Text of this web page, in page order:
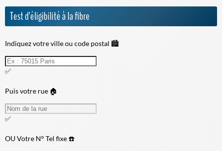
Test d'éligibilité à la fibre
Indiquez votre ville ou code postal 🏙️
✅
Puis votre rue 🏠
✅
OUVotre N° Tel fixe ☎️